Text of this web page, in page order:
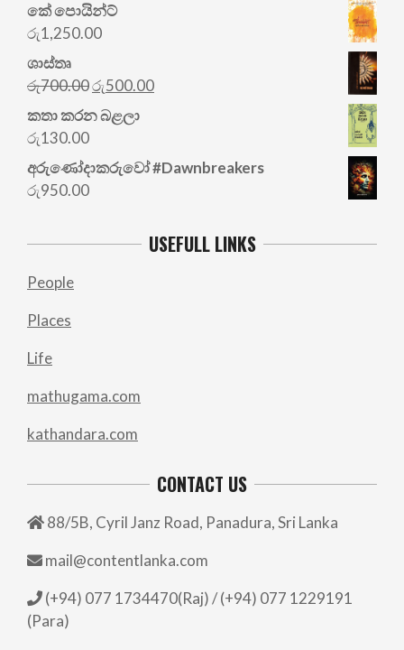
කේ පොයින්ට්
රු1,250.00
ශාස්තෘ
රු700.00Original
price
was:
රු500.00Current
කතා කරන බළලා
රු130.00
අරු‍ණෝදාකරුවෝ #Dawnbreakers
රු950.00
USEFULL LINKS
People
Places
Life
mathugama.com
kathandara.com
CONTACT US
88/5B, Cyril Janz Road, Panadura, Sri Lanka
mail@contentlanka.com
(+94) 077 1734470(Raj) / (+94) 077 1229191
(Para)